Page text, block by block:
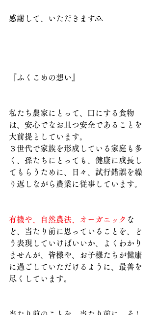
感謝して、いただきます🙏
『ふくこめの想い』
私たち農家にとって、口にする食物
は、安心でなお且つ安全であることを
大前提としています。
３世代で家族を形成している家庭も多
く、孫たちにとっても、健康に成長し
てもらうために、日々、試行錯誤を繰
り返しながら農業に従事しています。
有機や、自然農法、オーガニック な
ど、当たり前に思っていることを、ど
う表現していけばいいか、よくわかり
ませんが、皆様や、お子様たちが健康
に過ごしていただけるように、最善を
尽くしています。